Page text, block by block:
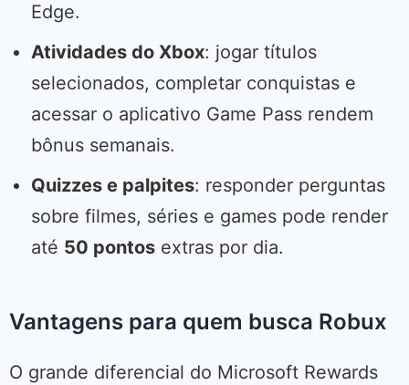
Edge.
Atividades do Xbox: jogar títulos
selecionados, completar conquistas e
acessar o aplicativo Game Pass rendem
bônus semanais.
Quizzes e palpites: responder perguntas
sobre filmes, séries e games pode render
até 50 pontos extras por dia.
Vantagens para quem busca Robux
O grande diferencial do Microsoft Rewards